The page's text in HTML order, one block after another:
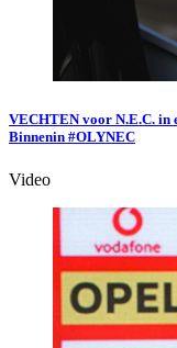
VECHTEN voor N.E.C. in
Binnenin #OLYNEC
Video